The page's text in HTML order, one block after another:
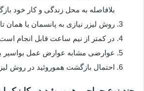
بلافاصله به محل زندگی و کار خود
روش لیزر نیازی به پانسمان یا همان
در کمتر از نیم ساعت قابل انجام است
عوارضی مشابه عوارض عمل بواسیر به
احتمال بازگشت هموروئید در روش